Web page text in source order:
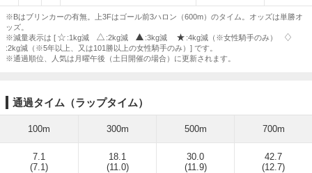
※Bはブリンカーの有無。上3Fはゴール前3ハロン（600m）のタイム。オッズは単勝オ
ッズ。
※減量表示は [
:1kg減 :2kg減 :3kg減
:4kg減（※女性騎手のみ）
:2kg減（※5年以上、又は101勝以上の女性騎手のみ）] です。
※通過順位、人気は月曜午後（土日開催の場合）に更新されます。
通過タイム（ラップタイム）
100m 300m 500m 700m
7.1
(7.1)
18.1
(11.0)
30.0
(11.9)
42.7
(12.7)